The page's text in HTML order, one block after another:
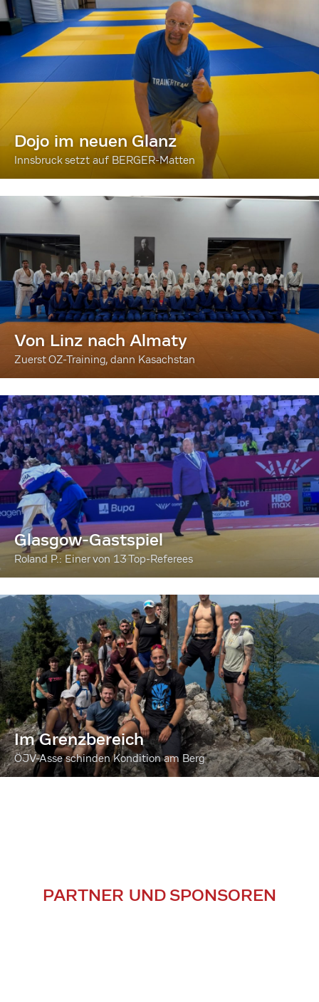
Dojo im neuen Glanz
Innsbruck setzt auf BERGER-Matten
Von Linz nach Almaty
Zuerst OZ-Training, dann Kasachstan
Glasgow-Gastspiel
Roland P.: Einer von 13 Top-Referees
Im Grenzbereich
ÖJV-Asse schinden Kondition am Berg
PARTNER UND SPONSOREN